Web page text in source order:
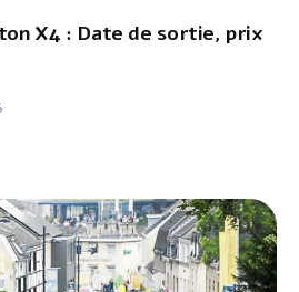
X4 : Date de sortie, prix